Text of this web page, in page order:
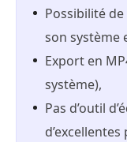
Possibilité
son système
Export en
système),
Pas d’outil